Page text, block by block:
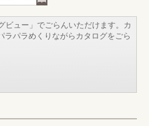
ビュー」でごらんいただけます。カ
ラパラめくりながらカタログをごら